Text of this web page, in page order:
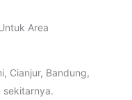
Area
Cianjur, Bandung,
sekitarnya.